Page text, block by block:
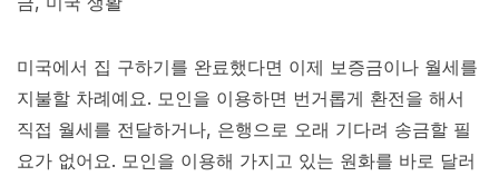
미국에서 집 구하기를 완료했다면 이제 보증금이나 월세를
지불할 차례예요. 모인을 이용하면 번거롭게 환전을 해서
직접 월세를 전달하거나, 은행으로 오래 기다려 송금할 필
요가 없어요. 모인을 이용해 가지고 있는 원화를 바로 달러